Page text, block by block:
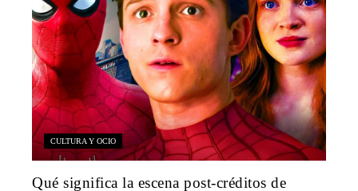
CULTURA Y OCIO
Qué significa la escena post-créditos de